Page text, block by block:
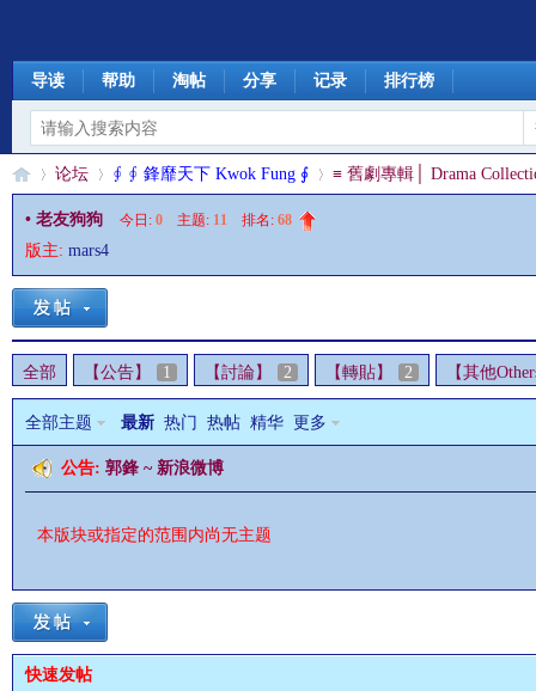
导读 帮助 淘帖 分享 记录 排行榜
§ »
论坛
›
∮ ∮ 鋒靡天下 Kwok Fung ∮
›
≡ 舊劇專輯│ Drama
• 老友狗狗 今日: 0 主题: 11 排名: 68
版主: mars4
全部 【公告】 1 【討論】 2 【轉貼】 2 【其他
全部主题 最新 热门 热帖 精华 更多
公告: 郭鋒 ~ 新浪微博
本版块或指定的范围内尚无主题
快速发帖